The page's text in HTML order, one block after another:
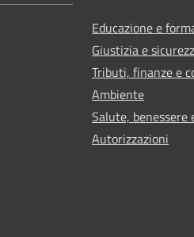
Educazione e
Giustizia e
Tributi, finanze e
Ambiente
Salute, benessere
Autorizzazioni